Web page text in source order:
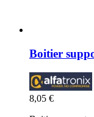
Boitier
8,05 €